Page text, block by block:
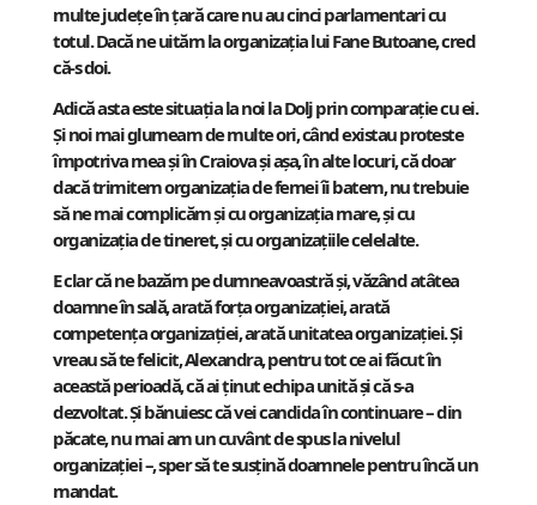
multe județe în țară care nu au cinci parlamentari cu
totul. Dacă ne uităm la organizația lui Fane Butoane, cred
că-s doi.
Adică asta este situația la noi la Dolj prin comparație cu ei.
Și noi mai glumeam de multe ori, când existau proteste
împotriva mea și în Craiova și așa, în alte locuri, că doar
dacă trimitem organizația de femei îi batem, nu trebuie
să ne mai complicăm și cu organizația mare, și cu
organizația de tineret, și cu organizațiile celelalte.
E clar că ne bazăm pe dumneavoastră și, văzând atâtea
doamne în sală, arată forța organizației, arată
competența organizației, arată unitatea organizației. Și
vreau să te felicit, Alexandra, pentru tot ce ai făcut în
această perioadă, că ai ținut echipa unită și că s-a
dezvoltat. Și bănuiesc că vei candida în continuare – din
păcate, nu mai am un cuvânt de spus la nivelul
organizației –, sper să te susțină doamnele pentru încă un
mandat.